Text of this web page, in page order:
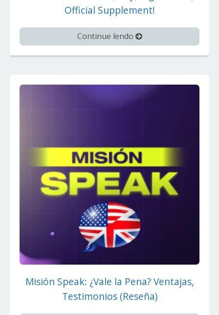
Official Supplement!
Continue lendo
Misión Speak: ¿Vale la Pena? Ventajas,
Testimonios (Reseña)